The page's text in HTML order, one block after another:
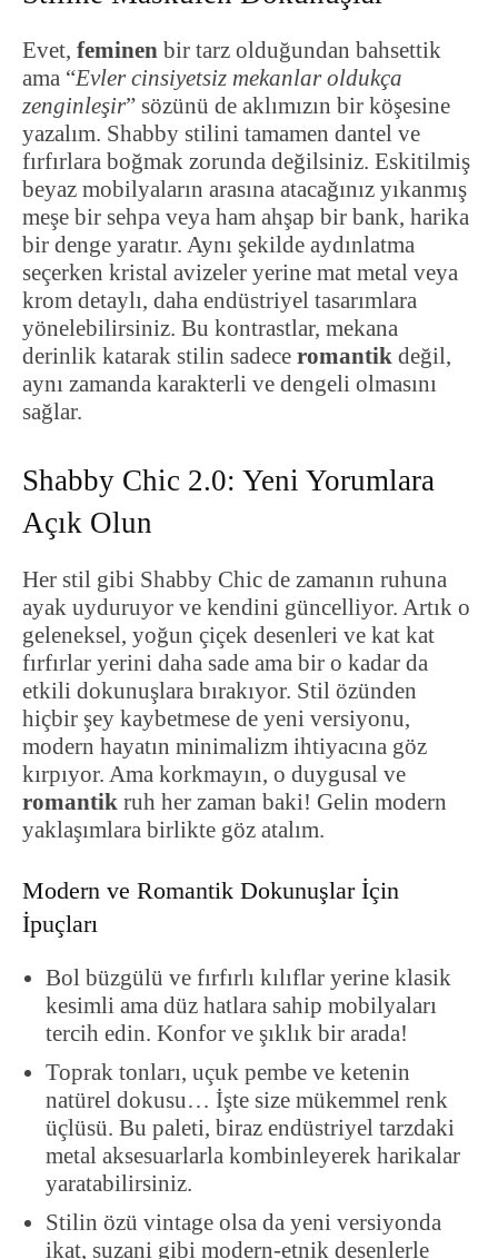
Evet, feminen bir tarz olduğundan bahsettik
ama “Evler cinsiyetsiz mekanlar oldukça
zenginleşir” sözünü de aklımızın bir köşesine
yazalım. Shabby stilini tamamen dantel ve
fırfırlara boğmak zorunda değilsiniz. Eskitilmiş
beyaz mobilyaların arasına atacağınız yıkanmış
meşe bir sehpa veya ham ahşap bir bank, harika
bir denge yaratır. Aynı şekilde aydınlatma
seçerken kristal avizeler yerine mat metal veya
krom detaylı, daha endüstriyel tasarımlara
yönelebilirsiniz. Bu kontrastlar, mekana
derinlik katarak stilin sadece romantik değil,
aynı zamanda karakterli ve dengeli olmasını
sağlar.
Shabby Chic 2.0: Yeni Yorumlara
Açık Olun
Her stil gibi Shabby Chic de zamanın ruhuna
ayak uyduruyor ve kendini güncelliyor. Artık o
geleneksel, yoğun çiçek desenleri ve kat kat
fırfırlar yerini daha sade ama bir o kadar da
etkili dokunuşlara bırakıyor. Stil özünden
hiçbir şey kaybetmese de yeni versiyonu,
modern hayatın minimalizm ihtiyacına göz
kırpıyor. Ama korkmayın, o duygusal ve
romantik ruh her zaman baki! Gelin modern
yaklaşımlara birlikte göz atalım.
Modern ve Romantik Dokunuşlar İçin
İpuçları
Bol büzgülü ve fırfırlı kılıflar yerine klasik
kesimli ama düz hatlara sahip mobilyaları
tercih edin. Konfor ve şıklık bir arada!
Toprak tonları, uçuk pembe ve ketenin
natürel dokusu… İşte size mükemmel renk
üçlüsü. Bu paleti, biraz endüstriyel tarzdaki
metal aksesuarlarla kombinleyerek harikalar
yaratabilirsiniz.
Stilin özü vintage olsa da yeni versiyonda
ikat, suzani gibi modern-etnik desenlerle